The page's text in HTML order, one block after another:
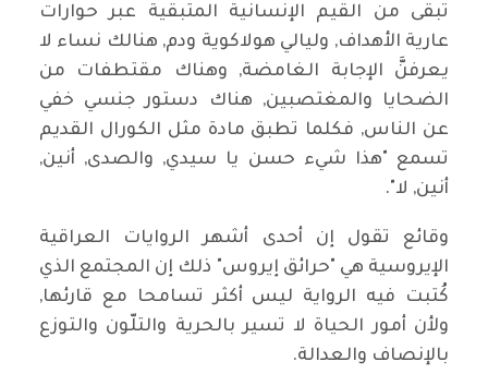
تبقى من القيم الإنسانية المتبقية عبر حوارات
عارية الأهداف, وليالي هولاكوية ودم, هنالك نساء لا
يعرفنَّ الإجابة الغامضة, وهناك مقتطفات من
الضحايا والمغتصبين, هناك دستور جنسي خفي
عن الناس, فكلما تطبق مادة مثل الكورال القديم
تسمع "هذا شيء حسن يا سيدي, والصدى, أنين,
أنين, لا".
وقائع تقول إن أحدى أشهر الروايات العراقية
الإيروسية هي "حرائق إيروس" ذلك إن المجتمع الذي
كُتبت فيه الرواية ليس أكثر تسامحا مع قارئها,
ولأن أمور الحياة لا تسير بالحرية والتلّون والتوزع
بالإنصاف والعدالة.